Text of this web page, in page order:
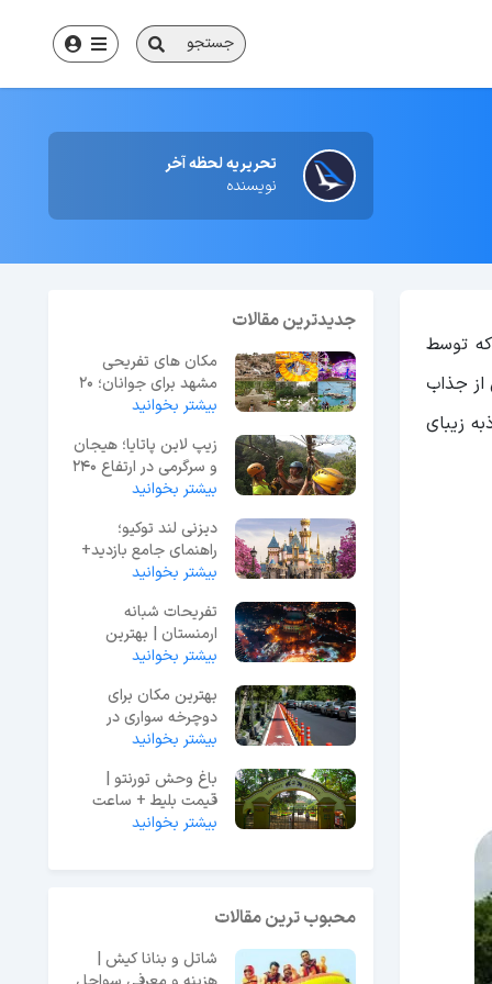
جستجو
تحریریه لحظه آخر
نویسنده
توسط
از جذاب
زیبای
جدیدترین مقالات
مکان های تفریحی
مشهد برای جوانان؛ 20
گزینه برتر + آدرس
بیشتر بخوانید
زیپ لاین پاتایا؛ هیجان
و سرگرمی در ارتفاع 240
متری
بیشتر بخوانید
دیزنی لند توکیو؛
راهنمای جامع بازدید+
عکس و آدرس
بیشتر بخوانید
تفریحات شبانه
ارمنستان | بهترین
مکان‌ها برای شب‌گردی
بیشتر بخوانید
بهترین مکان برای
دوچرخه سواری در
مشهد + عکس و آدرس
بیشتر بخوانید
باغ وحش تورنتو |
قیمت بلیط + ساعت
بازدید و ادرس + عکس
بیشتر بخوانید
محبوب ترین مقالات
شاتل و بنانا کیش |